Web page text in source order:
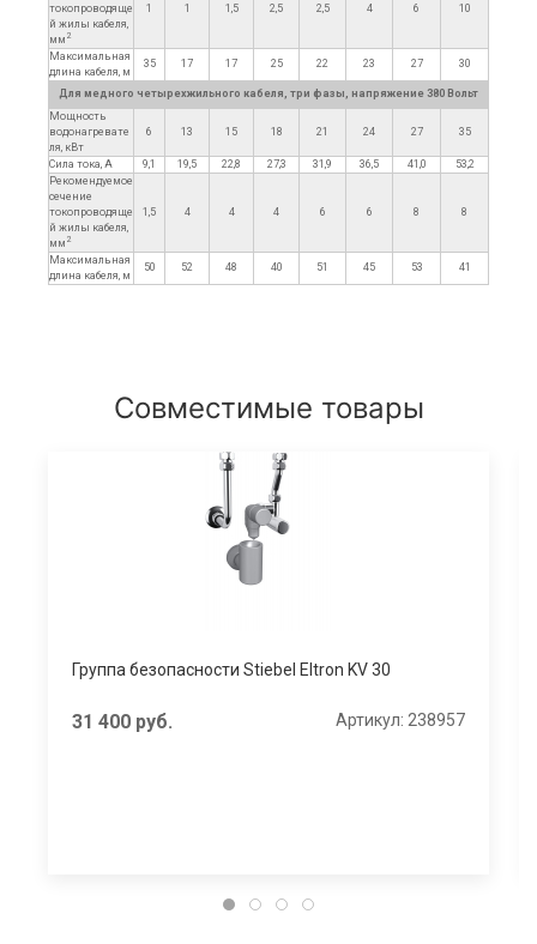
токопроводяще
й жилы кабеля,
мм 2
1 1 1,5 2,5 2,5 4 6 10
Максимальная
длина кабеля, м
35 17 17 25 22 23 27 30
Для медного четырехжильного кабеля, три фазы, напряжение 380 Вольт
Мощность
водонагревате
ля, кВт
6 13 15 18 21 24 27 35
Сила тока, А 9,1 19,5 22,8 27,3 31,9 36,5 41,0
53,2
Рекомендуемое
сечение
токопроводяще
й жилы кабеля,
мм 2
1,5 4 4 4 6 6 8 8
Максимальная
длина кабеля, м
50 52 48 40 51 45 53 41
Совместимые товары
Группа безопасности Stiebel Eltron KV 30
31 400 руб. Артикул: 238957